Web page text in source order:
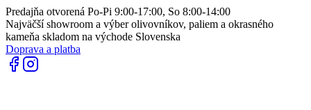
Predajňa otvorená Po-Pi 9:00-17:00, So 8:00-14:00
Najväčší showroom a výber olivovníkov, paliem a okrasného
kameňa skladom na východe Slovenska
Doprava a platba